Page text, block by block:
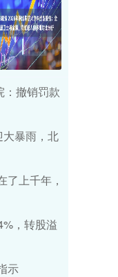
：撤销罚款
大暴雨，北
了上千年，
，转股溢
示